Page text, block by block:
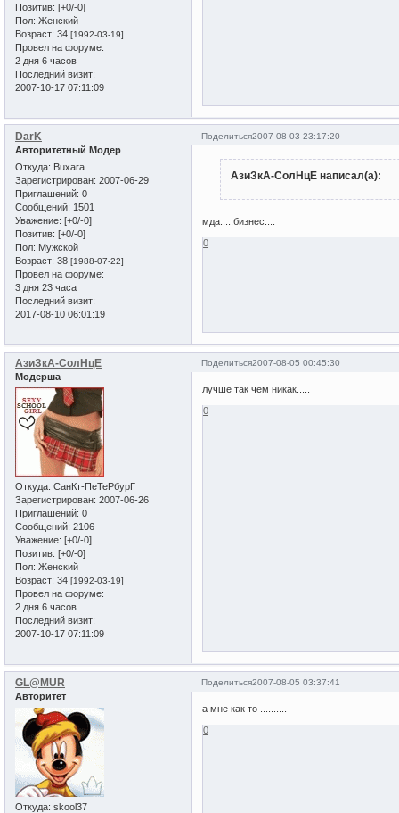
Позитив: [+0/-0]
Пол: Женский
Возраст: 34 [1992-03-19]
Провел на форуме:
2 дня 6 часов
Последний визит:
2007-10-17 07:11:09
Поделиться2007-08-03 23:17:20
DarK
Авторитетный Модер
Откуда: Buxara
Зарегистрирован: 2007-06-29
Приглашений: 0
Сообщений: 1501
Уважение: [+0/-0]
Позитив: [+0/-0]
Пол: Мужской
Возраст: 38 [1988-07-22]
Провел на форуме:
3 дня 23 часа
Последний визит:
2017-08-10 06:01:19
АзиЗкА-СолНцЕ написал(а):
мда.....бизнес....
0
Поделиться2007-08-05 00:45:30
АзиЗкА-СолНцЕ
Модерша
Откуда: СанКт-ПеТеРбурГ
Зарегистрирован: 2007-06-26
Приглашений: 0
Сообщений: 2106
Уважение: [+0/-0]
Позитив: [+0/-0]
Пол: Женский
Возраст: 34 [1992-03-19]
Провел на форуме:
2 дня 6 часов
Последний визит:
2007-10-17 07:11:09
лучше так чем никак.....
0
Поделиться2007-08-05 03:37:41
GL@MUR
Авторитет
Откуда: skool37
а мне как то ..........
0